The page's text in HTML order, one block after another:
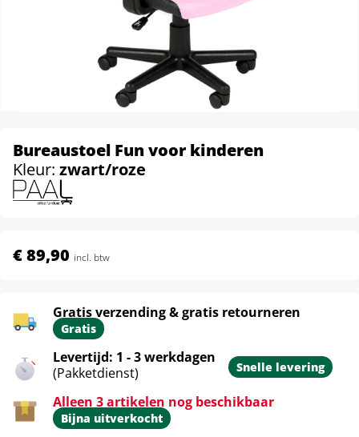
Bureaustoel Fun voor kinderen
Kleur: zwart/roze
€ 89,90 incl. btw
Gratis verzending & gratis retourneren
Gratis
Levertijd: 1 - 3 werkdagen
(Pakketdienst)
Snelle levering
Alleen 3 artikelen nog beschikbaar
Bijna uitverkocht